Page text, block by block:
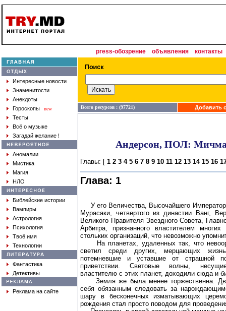
press-обозрение объявления контакты
Интересные новости
Знаменитости
Анекдоты
Гороскопы
new
Тесты
Всё о музыке
Загадай желание !
Аномалии
Мистика
Магия
НЛО
Библейские истории
Вампиры
Астрология
Психология
Твоё имя
Технологии
Фантастика
Детективы
Реклама на сайте
Всего ресурсов : (97721) Добавить
Андерсон, ПОЛ:
Главы: [ 1 2 3 4 5 6 7 8 9 10 11 12 13 14 15 16
Глава: 1
У его Величества, Высочайшего
Мурасаки, четвертого из династии Ванг,
Великого Правителя Звездного Совета,
Арбитра, признанного властителем
стольких организаций, что невозможно
На планетах, удаленных так, что
светил среди других, мерцающих
потемневшие и уставшие от страшной
приветствии. Световые волны,
властителю с этих планет, доходили сюда и
Земля же была менее торжественна.
себя обязанным следовать за
шару в бесконечных изматывающих
рождения стал просто поводом для